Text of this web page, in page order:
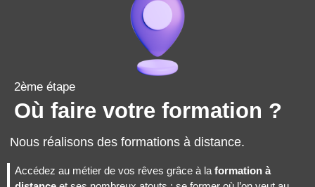
2ème étape
Où faire votre formation ?
Nous réalisons des formations à distance.
Accédez au métier de vos rêves grâce à la formation à